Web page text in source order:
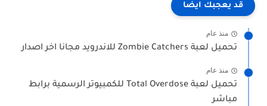
قد يعجبك ايضا
منذ عام
تحميل لعبة Zombie Catchers للاندرويد مجانا اخر اصدار
منذ عام
تحميل لعبة Total Overdose للكمبيوتر الرسمية برابط
مباشر